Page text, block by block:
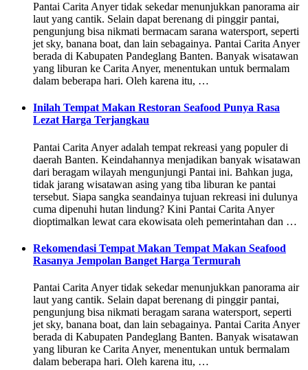
Pantai Carita Anyer tidak sekedar menunjukkan panorama air
laut yang cantik. Selain dapat berenang di pinggir pantai,
pengunjung bisa nikmati bermacam sarana watersport, seperti
jet sky, banana boat, dan lain sebagainya. Pantai Carita Anyer
berada di Kabupaten Pandeglang Banten. Banyak wisatawan
yang liburan ke Carita Anyer, menentukan untuk bermalam
dalam beberapa hari. Oleh karena itu, …
Inilah Tempat Makan Restoran Seafood Punya Rasa
Lezat Harga Terjangkau
Pantai Carita Anyer adalah tempat rekreasi yang populer di
daerah Banten. Keindahannya menjadikan banyak wisatawan
dari beragam wilayah mengunjungi Pantai ini. Bahkan juga,
tidak jarang wisatawan asing yang tiba liburan ke pantai
tersebut. Siapa sangka seandainya tujuan rekreasi ini dulunya
cuma dipenuhi hutan lindung? Kini Pantai Carita Anyer
dioptimalkan lewat cara ekowisata oleh pemerintahan dan …
Rekomendasi Tempat Makan Tempat Makan Seafood
Rasanya Jempolan Banget Harga Termurah
Pantai Carita Anyer tidak sekedar menunjukkan panorama air
laut yang cantik. Selain dapat berenang di pinggir pantai,
pengunjung bisa nikmati beragam sarana watersport, seperti
jet sky, banana boat, dan lain sebagainya. Pantai Carita Anyer
berada di Kabupaten Pandeglang Banten. Banyak wisatawan
yang liburan ke Carita Anyer, menentukan untuk bermalam
dalam beberapa hari. Oleh karena itu, …